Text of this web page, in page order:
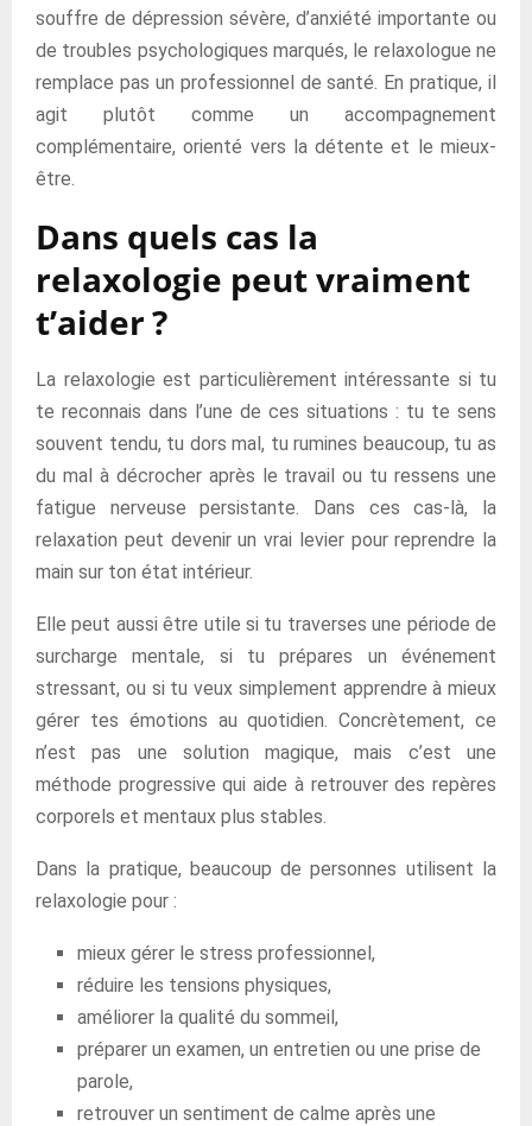
souffre de dépression sévère, d’anxiété importante ou
de troubles psychologiques marqués, le relaxologue ne
remplace pas un professionnel de santé. En pratique, il
agit plutôt comme un accompagnement
complémentaire, orienté vers la détente et le mieux-
être.
Dans quels cas la
relaxologie peut vraiment
t’aider ?
La relaxologie est particulièrement intéressante si tu
te reconnais dans l’une de ces situations : tu te sens
souvent tendu, tu dors mal, tu rumines beaucoup, tu as
du mal à décrocher après le travail ou tu ressens une
fatigue nerveuse persistante. Dans ces cas-là, la
relaxation peut devenir un vrai levier pour reprendre la
main sur ton état intérieur.
Elle peut aussi être utile si tu traverses une période de
surcharge mentale, si tu prépares un événement
stressant, ou si tu veux simplement apprendre à mieux
gérer tes émotions au quotidien. Concrètement, ce
n’est pas une solution magique, mais c’est une
méthode progressive qui aide à retrouver des repères
corporels et mentaux plus stables.
Dans la pratique, beaucoup de personnes utilisent la
relaxologie pour :
mieux gérer le stress professionnel,
réduire les tensions physiques,
améliorer la qualité du sommeil,
préparer un examen, un entretien ou une prise de
parole,
retrouver un sentiment de calme après une